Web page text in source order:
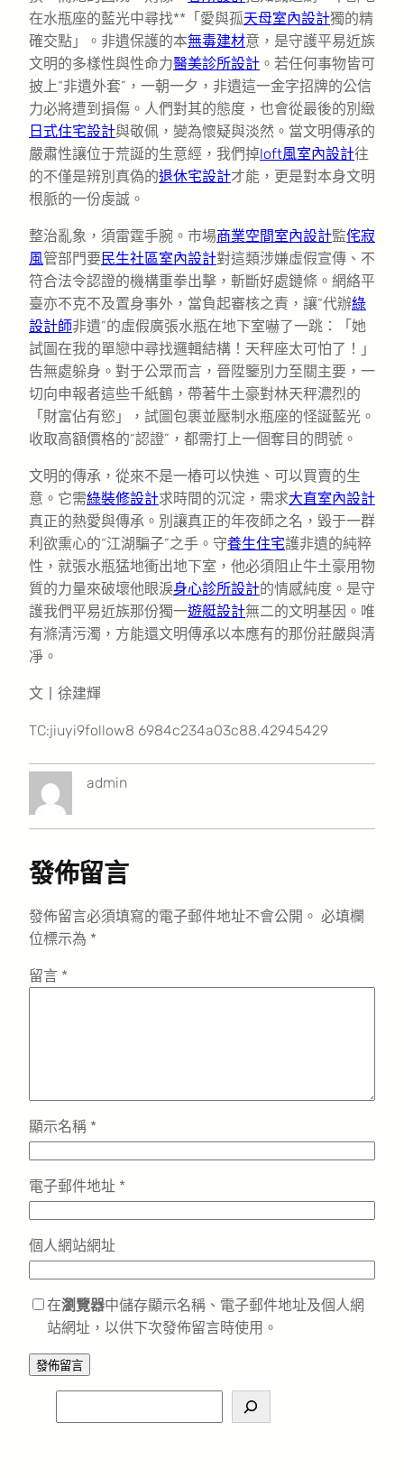
在水瓶座的藍光中尋找**「愛與孤天母室內設計獨的精
確交點」。非遺保護的本無毒建材意，是守護平易近族
文明的多樣性與性命力醫美診所設計 。若任何事物皆可
披上“非遺外套”，一朝一夕，非遺這一金字招牌的公信
力必將遭到損傷。人們對其的態度，也會從最後的別緻
日式住宅設計與敬佩，變為懷疑與淡然。當文明傳承的
嚴肅性讓位于荒誕的生意經，我們掉loft風室內設計往
的不僅是辨別真偽的退休宅設計才能，更是對本身文明
根脈的一份虔誠。
整治亂象，須雷霆手腕。市場商業空間室內設計監侘寂
風管部門要民生社區室內設計對這類涉嫌虛假宣傳、不
符合法令認證的機構重拳出擊，斬斷好處鏈條。網絡平
臺亦不克不及置身事外，當負起審核之責，讓“代辦綠
設計師非遺”的虛假廣張水瓶在地下室嚇了一跳：「她
試圖在我的單戀中尋找邏輯結構！天秤座太可怕了！」
告無處躲身。對于公眾而言，晉陞鑒別力至關主要，一
切向申報者這些千紙鶴，帶著牛土豪對林天秤濃烈的
「財富佔有慾」，試圖包裹並壓制水瓶座的怪誕藍光。
收取高額價格的“認證”，都需打上一個奪目的問號。
文明的傳承，從來不是一樁可以快進、可以買賣的生
意。它需綠裝修設計求時間的沉淀，需求大直室內設計
真正的熱愛與傳承。別讓真正的年夜師之名，毀于一群
利欲熏心的“江湖騙子”之手。守養生住宅護非遺的純粹
性，就張水瓶猛地衝出地下室，他必須阻止牛土豪用物
質的力量來破壞他眼淚身心診所設計的情感純度。是守
護我們平易近族那份獨一遊艇設計無二的文明基因。唯
有滌清污濁，方能還文明傳承以本應有的那份莊嚴與清
凈。
文丨徐建輝
TC:jiuyi9follow8 6984c234a03c88.42945429
admin
發佈留言
發佈留言必須填寫的電子郵件地址不會公開。 必填欄
位標示為 *
留言 *
顯示名稱 *
電子郵件地址 *
個人網站網址
在瀏覽器中儲存顯示名稱、電子郵件地址及個人網
站網址，以供下次發佈留言時使用。
e